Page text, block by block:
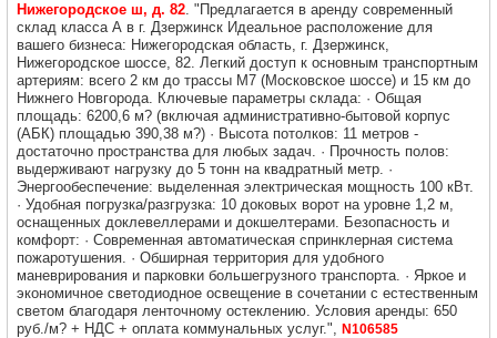
Нижегородское ш, д. 82. "Предлагается в аренду современный
склад класса А в г. Дзержинск Идеальное расположение для
вашего бизнеса: Нижегородская область, г. Дзержинск,
Нижегородское шоссе, 82. Легкий доступ к основным транспортным
артериям: всего 2 км до трассы М7 (Московское шоссе) и 15 км до
Нижнего Новгорода. Ключевые параметры склада: · Общая
площадь: 6200,6 м? (включая административно-бытовой корпус
(АБК) площадью 390,38 м?) · Высота потолков: 11 метров -
достаточно пространства для любых задач. · Прочность полов:
выдерживают нагрузку до 5 тонн на квадратный метр. ·
Энергообеспечение: выделенная электрическая мощность 100 кВт.
· Удобная погрузка/разгрузка: 10 доковых ворот на уровне 1,2 м,
оснащенных доклевеллерами и докшелтерами. Безопасность и
комфорт: · Современная автоматическая спринклерная система
пожаротушения. · Обширная территория для удобного
маневрирования и парковки большегрузного транспорта. · Яркое и
экономичное светодиодное освещение в сочетании с естественным
светом благодаря ленточному остеклению. Условия аренды: 650
руб./м? + НДС + оплата коммунальных услуг.", N106585